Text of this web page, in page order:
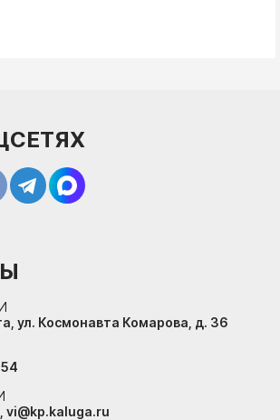
ул. Космонавта Комарова, д. 36
vi@kp.kaluga.ru